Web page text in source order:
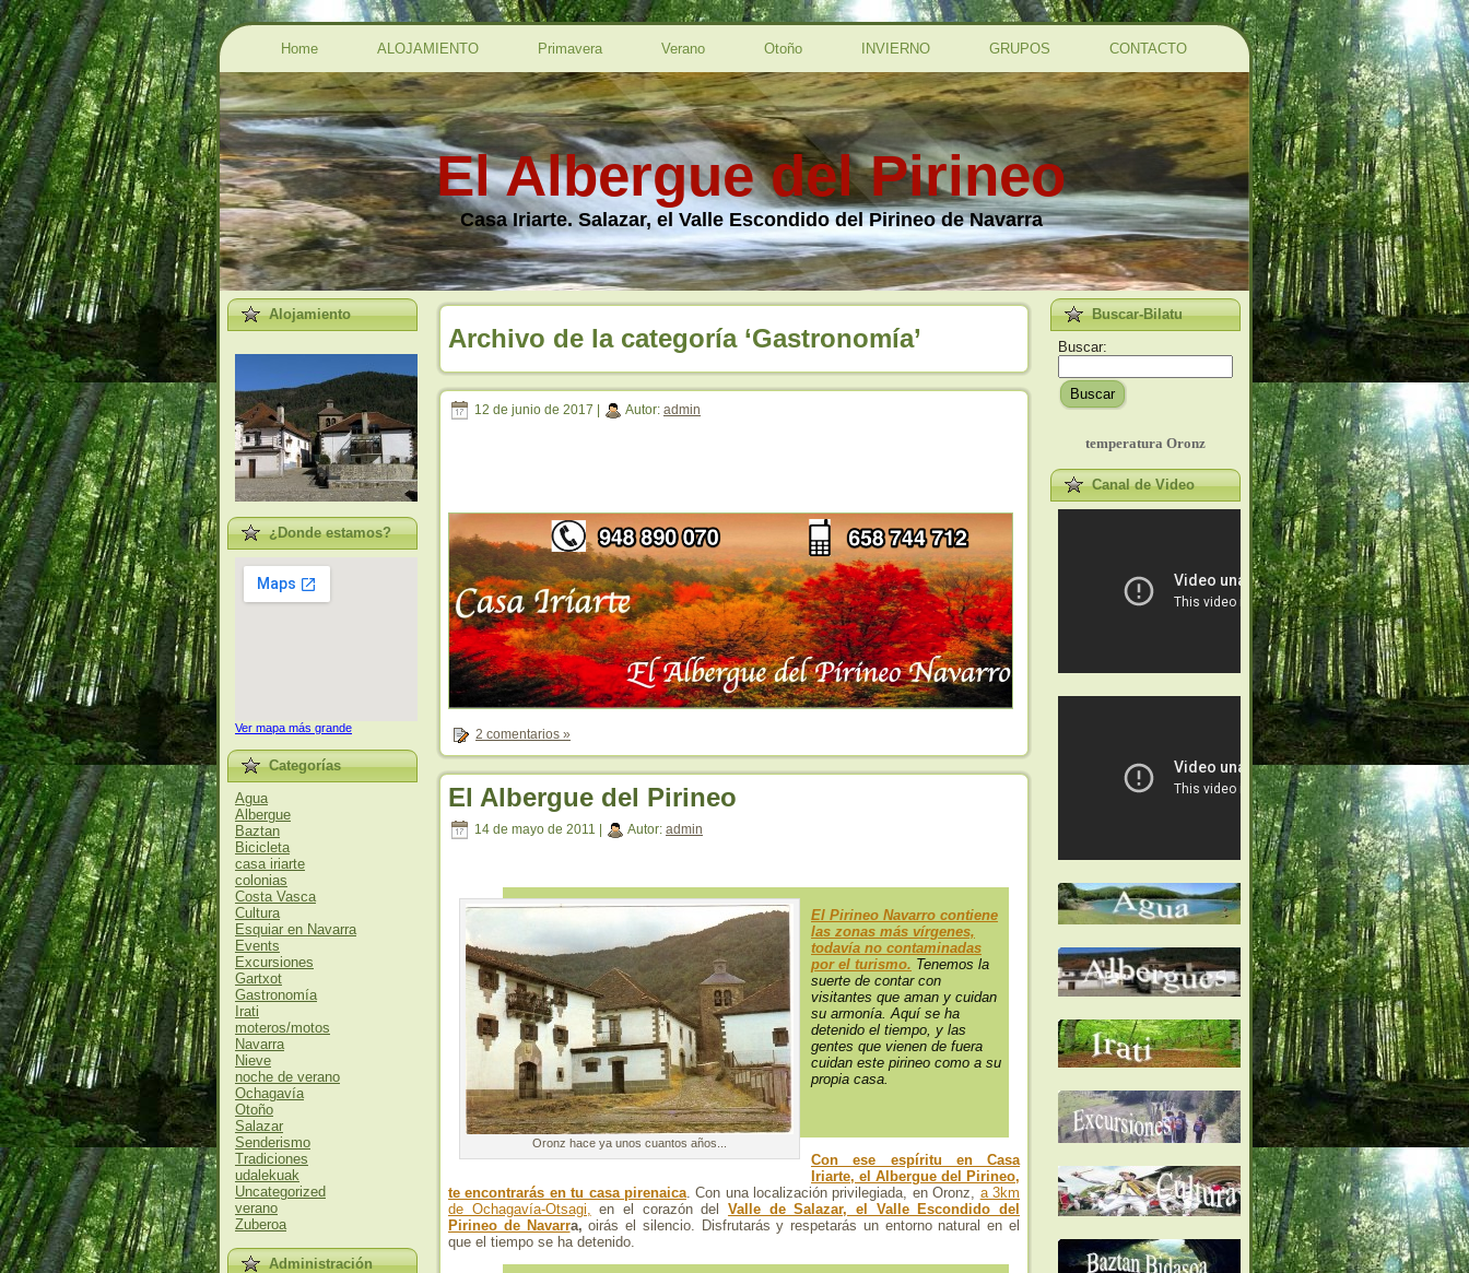
Home ALOJAMIENTO Primavera Verano Otoño INVIERNO GRUPOS CONTACTO
El Albergue del Pirineo
Casa Iriarte. Salazar, el Valle Escondido del Pirineo de Navarra
Alojamiento
¿Donde estamos?
Ver mapa más grande
Categorías
Agua
Albergue
Baztan
Bicicleta
casa iriarte
colonias
Costa Vasca
Cultura
Esquiar en Navarra
Events
Excursiones
Gartxot
Gastronomía
Irati
moteros/motos
Navarra
Nieve
noche de verano
Ochagavía
Otoño
Salazar
Senderismo
Tradiciones
udalekuak
Uncategorized
verano
Zuberoa
Administración
Archivo de la categoría ‘Gastronomía’
12 de junio de 2017 | Autor: admin
2 comentarios »
El Albergue del Pirineo
14 de mayo de 2011 | Autor: admin
Oronz hace ya unos cuantos años...
El Pirineo Navarro contiene
las zonas más vírgenes,
todavía no contaminadas
por el turismo. Tenemos la
suerte de contar con
visitantes que aman y cuidan
su armonía. Aquí se ha
detenido el tiempo, y las
gentes que vienen de fuera
cuidan este pirineo como a su
propia casa.
Con ese espíritu en Casa
Iriarte, el Albergue del Pirineo,
te encontrarás en tu casa pirenaica. Con una localización privilegiada, en Oronz, a 3km
de Ochagavía-Otsagi,
en el corazón delValle de Salazar, el Valle Escondido del
Pirineo de Navarra,oirás el silencio. Disfrutarás y respetarás un entorno natural en el
que el tiempo se ha detenido.
Buscar-Bilatu
Buscar:
Buscar
temperatura Oronz
Canal de Video